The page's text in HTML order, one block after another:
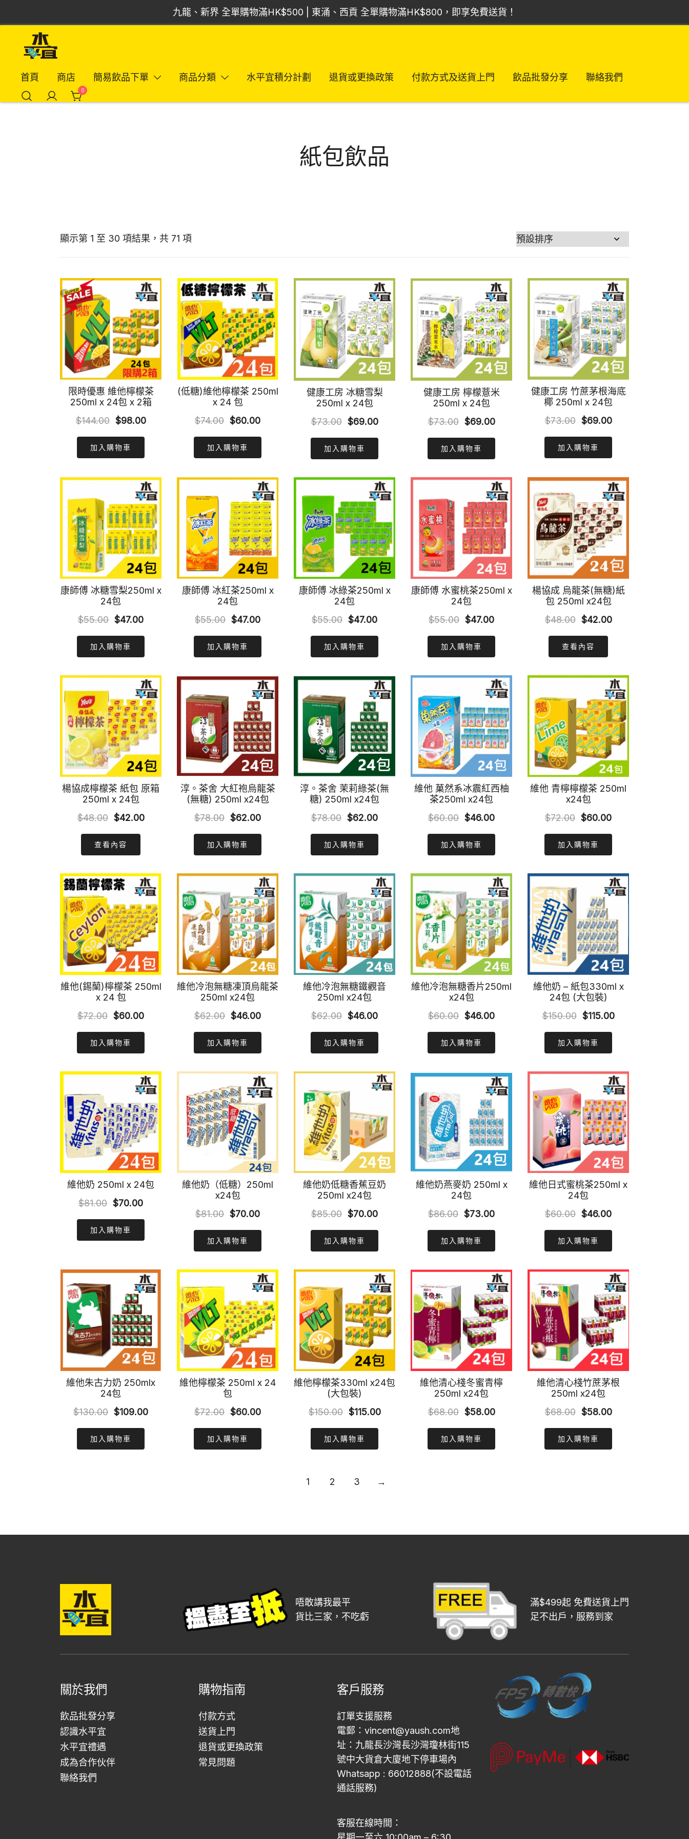
九龍、新界 全單購物滿HK$500 | 東涌、西貢 全單購物滿HK$800，即享免費送貨！
Vmart 水平宜
飲品批發倉 | 專營汽水、啤酒、紅酒、食品
首頁 商店 簡易飲品下單 商品分類 水平宜積分計劃 退貨或更換政策 付款方式及送貨上門 飲品批發分享 聯絡我們
0
紙包飲品
顯示第 1 至 30 項結果，共 71 項
限時優惠 維他檸檬茶
250ml x 24包 x 2箱
$144.00 Original
price
was:
$98.00Current
加入購物車
(低糖)維他檸檬茶 250ml
x 24 包
$74.00 Original
price
was:
$60.00Current
price
加入購物車
健康工房 冰糖雪梨
250ml x 24包
$73.00 Original
price
was:
$69.00Current
price
加入購物車
健康工房 檸檬薏米
250ml x 24包
$73.00 Original
price
was:
$69.00Current
price
加入購物車
健康工房 竹蔗茅根海底
椰 250ml x 24包
$73.00 Original
price
was:
$69.00Current
price
加入購物車
康師傅 冰糖雪梨250ml x
24包
$55.00 Original
price
was:
$47.00Current
price
加入購物車
康師傅 冰紅茶250ml x
24包
$55.00 Original
price
was:
$47.00Current
price
加入購物車
康師傅 冰綠茶250ml x
24包
$55.00 Original
price
was:
$47.00Current
price
加入購物車
康師傅 水蜜桃茶250ml x
24包
$55.00 Original
price
was:
$47.00Current
price
加入購物車
楊協成 烏龍茶(無糖)紙
包 250ml x24包
$48.00 Original
price
was:
$42.00Current
查看內容
楊協成檸檬茶 紙包 原箱
250ml x 24包
$48.00 Original
price
was:
$42.00Current
查看內容
淳。茶舍 大紅袍烏龍茶
(無糖) 250ml x24包
$78.00 Original
price
was:
$62.00Current
price
加入購物車
淳。茶舍 茉莉綠茶(無
糖) 250ml x24包
$78.00 Original
price
was:
$62.00Current
price
加入購物車
維他 菓然系冰震紅西柚
茶250ml x24包
$60.00 Original
price
was:
$46.00Current
price
加入購物車
維他 青檸檸檬茶 250ml
x24包
$72.00 Original
price
was:
$60.00Current
price
加入購物車
維他(錫蘭)檸檬茶 250ml
x 24 包
$72.00 Original
price
was:
$60.00Current
price
加入購物車
維他冷泡無糖凍頂烏龍茶
250ml x24包
$62.00 Original
price
was:
$46.00Current
price
加入購物車
維他冷泡無糖鐵觀音
250ml x24包
$62.00 Original
price
was:
$46.00Current
price
加入購物車
維他冷泡無糖香片250ml
x24包
$60.00 Original
price
was:
$46.00Current
price
加入購物車
維他奶 – 紙包330ml x
24包 (大包裝)
$150.00 Original
price
was:
$115.00Current
加入購物車
維他奶 250ml x 24包
$81.00 Original
price
was:
$70.00Current
price
加入購物車
維他奶（低糖）250ml
x24包
$81.00 Original
price
was:
$70.00Current
price
加入購物車
維他奶低糖香蕉豆奶
250ml x24包
$85.00 Original
price
was:
$70.00Current
price
加入購物車
維他奶燕麥奶 250ml x
24包
$86.00 Original
price
was:
$73.00Current
price
加入購物車
維他日式蜜桃茶250ml x
24包
$60.00 Original
price
was:
$46.00Current
price
加入購物車
維他朱古力奶 250mlx
24包
$130.00 Original
price
was:
$109.00Current
加入購物車
維他檸檬茶 250ml x 24
包
$72.00 Original
price
was:
$60.00Current
price
加入購物車
維他檸檬茶330ml x24包
(大包裝)
$150.00 Original
price
was:
$115.00Current
加入購物車
維他清心棧冬蜜青檸
250ml x24包
$68.00 Original
price
was:
$58.00Current
price
加入購物車
維他清心棧竹蔗茅根
250ml x24包
$68.00 Original
price
was:
$58.00Current
price
加入購物車
1 2 3 →
唔敢講我最平
貨比三家，不吃虧
滿$499起 免費送貨上門
足不出戶，服務到家
關於我們
飲品批發分享
認識水平宜
水平宜禮遇
成為合作伙伴
聯絡我們
購物指南
付款方式
送貨上門
退貨或更換政策
常見問題
客戶服務
訂單支援服務
電郵：vincent@yaush.com地
址：九龍長沙灣長沙灣瓊林街115
號中大貨倉大廈地下停車場內
Whatsapp : 66012888(不設電話
通話服務)
客服在線時間：